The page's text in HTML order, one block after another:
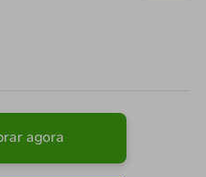
agora